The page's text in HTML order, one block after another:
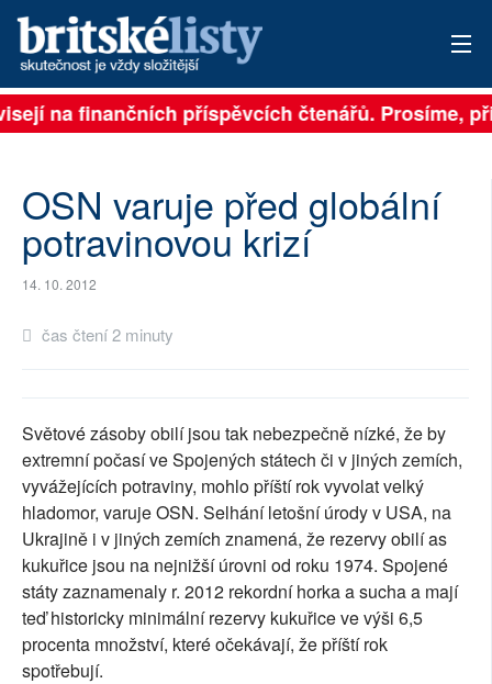
PŘIHLÁSIT
ARCHIV
ROZHOVORY
PŘÍSPĚVKY NA PROVOZ
SOCIÁLNÍ SÍTĚ
RUBRIKY
PLNÁ VERZE STRÁNEK
na finančních příspěvcích čtenářů. Prosíme,
OSN varuje před globální
potravinovou krizí
14. 10. 2012
čas čtení 2 minuty
Světové zásoby obilí jsou tak nebezpečně nízké, že by
extremní počasí ve Spojených státech či v jiných zemích,
vyvážejících potraviny, mohlo příští rok vyvolat velký
hladomor, varuje OSN. Selhání letošní úrody v USA, na
Ukrajině i v jiných zemích znamená, že rezervy obilí as
kukuřice jsou na nejnižší úrovni od roku 1974. Spojené
státy zaznamenaly r. 2012 rekordní horka a sucha a mají
teď historicky minimální rezervy kukuřice ve výši 6,5
procenta množství, které očekávají, že příští rok
spotřebují.